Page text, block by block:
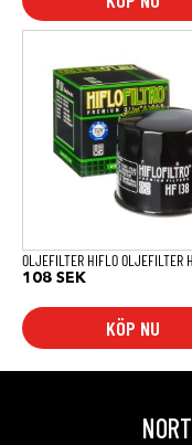
OLJEFILTER HIFLO OLJEFILTER
108 SEK
KÖP NU